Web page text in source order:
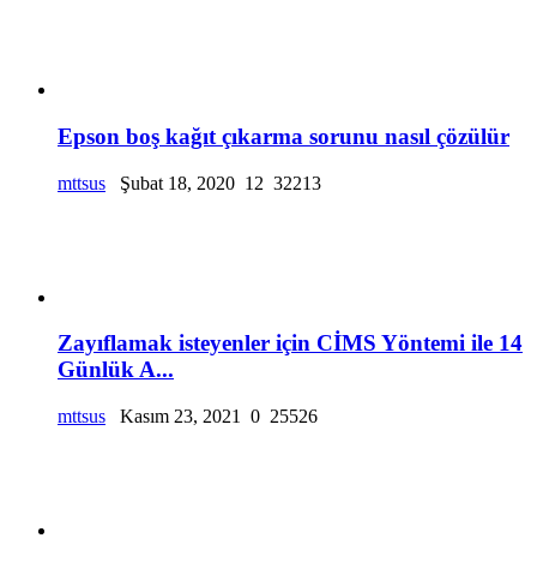
Epson boş kağıt çıkarma sorunu nasıl çözülür
mttsus Şubat 18, 2020 12 32213
Zayıflamak isteyenler için CİMS Yöntemi ile 14
Günlük A...
mttsus Kasım 23, 2021 0 25526